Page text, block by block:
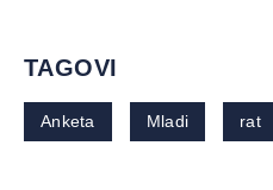
TAGOVI
Anketa Mladi rat